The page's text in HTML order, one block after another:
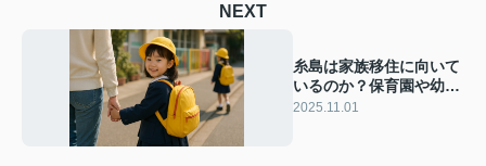
NEXT
糸島は家族移住に向いて
いるのか？保育園や幼稚
園の特徴を紹介
2025.11.01